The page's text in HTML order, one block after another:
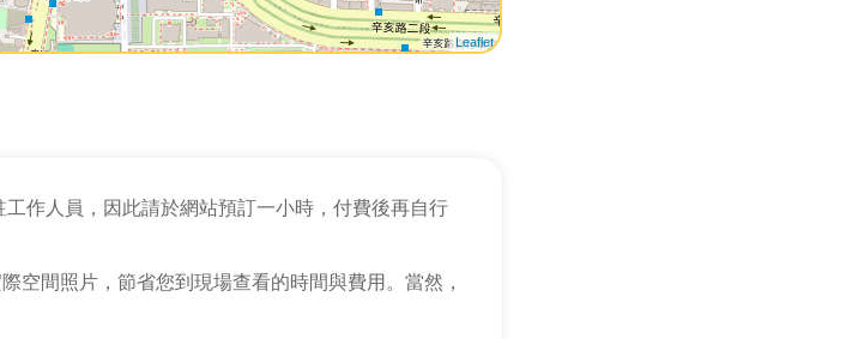
Leaflet
作人員，因此請於網站預訂一小時，付費後再自行
空間照片，節省您到現場查看的時間與費用。當然，